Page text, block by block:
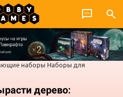
наборы Наборы для
дерево: